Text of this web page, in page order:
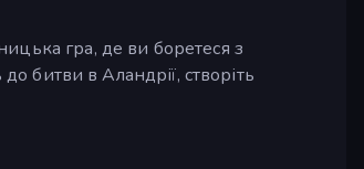
гра, де ви боретеся з
битви в Аландрії, створіть